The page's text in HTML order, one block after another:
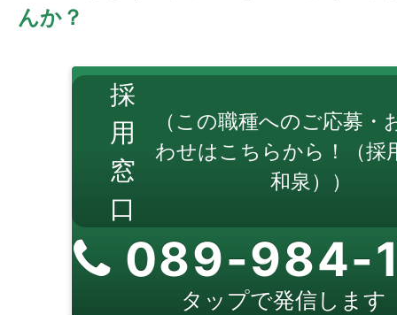
んか？
採
用
窓
口
（この職種へのご応募・
わせはこちらから！（採
和泉））
089-984-
タップで発信します